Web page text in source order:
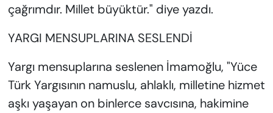
çağrımdır. Millet büyüktür." diye yazdı.
YARGI MENSUPLARINA SESLENDİ
Yargı mensuplarına seslenen İmamoğlu, "Yüce
Türk Yargısının namuslu, ahlaklı, milletine hizmet
aşkı yaşayan on binlerce savcısına, hakimine